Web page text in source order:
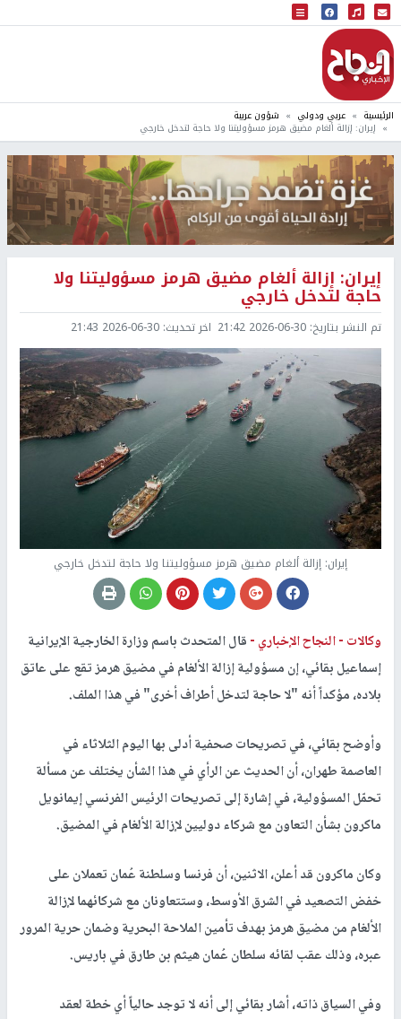
البث المباشر
إذاعة النجاح
الرئيسية عربي ودولي شؤون عربية
إيران: إزالة ألغام مضيق هرمز مسؤوليتنا ولا حاجة لتدخل خارجي
إيران: إزالة ألغام مضيق هرمز مسؤوليتنا ولا
حاجة لتدخل خارجي
تم النشر بتاريخ: 2026-06-30 21:42 اخر تحديث: 2026-06-30 21:43
إيران: إزالة ألغام مضيق هرمز مسؤوليتنا ولا حاجة لتدخل خارجي
وكالات -النجاح الإخباري -قال المتحدث باسم وزارة الخارجية الإيرانية
إسماعيل بقائي، إن مسؤولية إزالة الألغام في مضيق هرمز تقع على عاتق
بلاده، مؤكداً أنه "لا حاجة لتدخل أطراف أخرى" في هذا الملف.
وأوضح بقائي، في تصريحات صحفية أدلى بها اليوم الثلاثاء في
العاصمة طهران، أن الحديث عن الرأي في هذا الشأن يختلف عن مسألة
تحمّل المسؤولية، في إشارة إلى تصريحات الرئيس الفرنسي إيمانويل
ماكرون بشأن التعاون مع شركاء دوليين لإزالة الألغام في المضيق.
وكان ماكرون قد أعلن، الاثنين، أن فرنسا وسلطنة عُمان تعملان على
خفض التصعيد في الشرق الأوسط، وستتعاونان مع شركائهما لإزالة
الألغام من مضيق هرمز بهدف تأمين الملاحة البحرية وضمان حرية المرور
عبره، وذلك عقب لقائه سلطان عُمان هيثم بن طارق في باريس.
وفي السياق ذاته، أشار بقائي إلى أنه لا توجد حالياً أي خطة لعقد